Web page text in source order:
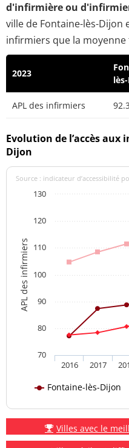
d'infirmière ou
ville de Fontaine-lès-Dijon
infirmiers que la moyenne
2023
APL des infirmiers
Evolution de l’accès
Dijon
APL des infirmiers
Source : indicateur d’accessibilité
Fontaine-lès-Dijon
2016 2017
70
80
90
100
110
120
130
Villes avec le